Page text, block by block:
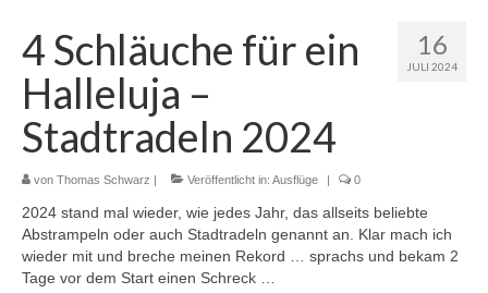
16
JULI 2024
4 Schläuche für ein
Halleluja –
Stadtradeln 2024
von Thomas Schwarz | Veröffentlicht in: Ausflüge | 0
2024 stand mal wieder, wie jedes Jahr, das allseits beliebte
Abstrampeln oder auch Stadtradeln genannt an. Klar mach ich
wieder mit und breche meinen Rekord … sprachs und bekam 2
Tage vor dem Start einen Schreck …